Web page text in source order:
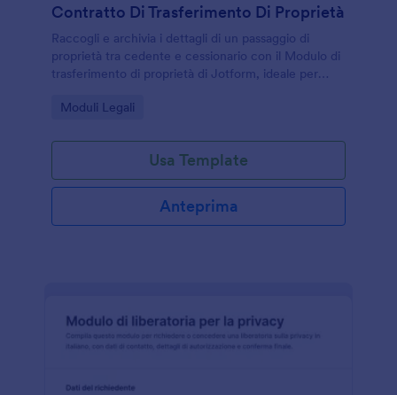
Contratto Di Trasferimento Di Proprietà
Raccogli e archivia i dettagli di un passaggio di
proprietà tra cedente e cessionario con il Modulo di
trasferimento di proprietà di Jotform, ideale per
e documentazione di raccolta dati.
Go to Category:
Moduli Legali
Usa Template
Anteprima